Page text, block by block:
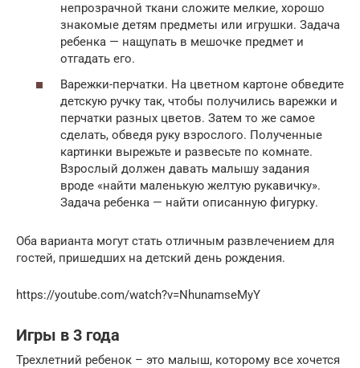
непрозрачной ткани сложите мелкие, хорошо
знакомые детям предметы или игрушки. Задача
ребенка — нащупать в мешочке предмет и
отгадать его.
Варежки-перчатки. На цветном картоне обведите
детскую ручку так, чтобы получились варежки и
перчатки разных цветов. Затем то же самое
сделать, обведя руку взрослого. Полученные
картинки вырежьте и развесьте по комнате.
Взрослый должен давать малышу задания
вроде «найти маленькую желтую рукавичку».
Задача ребенка — найти описанную фигурку.
Оба варианта могут стать отличным развлечением для
гостей, пришедших на детский день рождения.
https://youtube.com/watch?v=NhunamseMyY
Игры в 3 года
Трехлетний ребенок – это малыш, которому все хочется